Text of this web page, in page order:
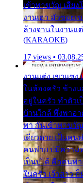
เข้าพาขวัญ เสีย
งานเฮา มัวซอยเ
ล้างจานในงานแต่
(KARAOKE)
17 views •
งานแต่ง เขาแซง
ในห้องครัว ข้างน
อยู่ในครัว ทำตัวเ
บ้านใกล้ พึ่งพาอา
พา กันเข้าพาขวัญ
เดียวดาย เป็นคน
คนพ่าย บ่มีความห
เป็นบ่ได้ คือคนพ่
ในครัว เจ้าสาว ก็